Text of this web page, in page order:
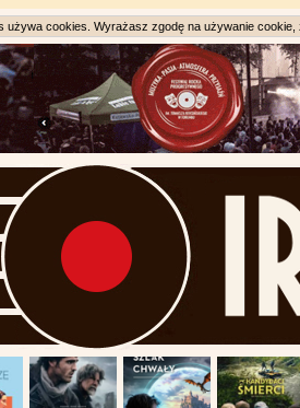
używa cookies. Wyrażasz zgodę na używanie